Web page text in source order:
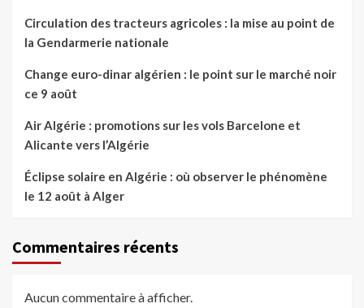
Circulation des tracteurs agricoles : la mise au point de
la Gendarmerie nationale
Change euro-dinar algérien : le point sur le marché noir
ce 9 août
Air Algérie : promotions sur les vols Barcelone et
Alicante vers l’Algérie
Éclipse solaire en Algérie : où observer le phénomène
le 12 août à Alger
Commentaires récents
Aucun commentaire à afficher.